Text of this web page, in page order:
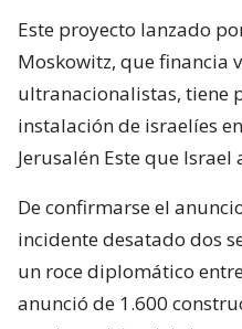
Este proyecto lanzado
Moskowitz, que financia
ultranacionalistas, tiene
instalación de israelíes
Jerusalén Este que Israel
De confirmarse el
incidente desatado dos
un roce diplomático
anunció de 1.600